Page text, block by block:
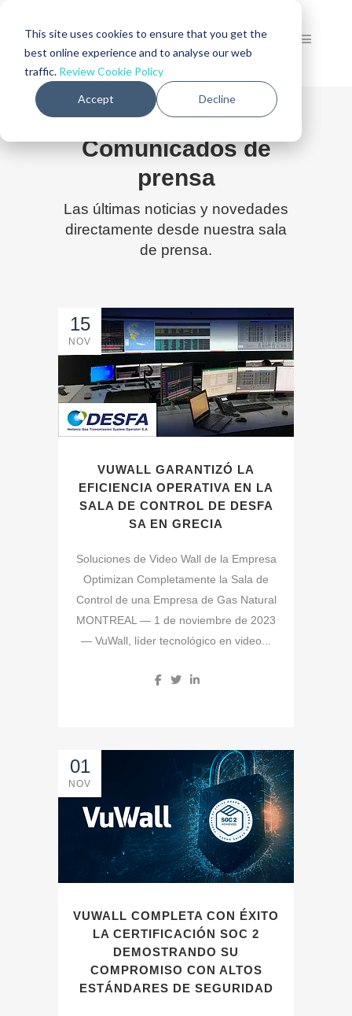
This site uses cookies to ensure that you get the
best online experience and to analyse our web
traffic. Review Cookie Policy
Accept Decline
Comunicados de
prensa
Las últimas noticias y novedades
directamente desde nuestra sala
de prensa.
15
NOV
VUWALL GARANTIZÓ LA
EFICIENCIA OPERATIVA EN LA
SALA DE CONTROL DE DESFA
SA EN GRECIA
Soluciones de Video Wall de la Empresa
Optimizan Completamente la Sala de
Control de una Empresa de Gas Natural
MONTREAL — 1 de noviembre de 2023
— VuWall, líder tecnológico en video...
01
NOV
VUWALL COMPLETA CON ÉXITO
LA CERTIFICACIÓN SOC 2
DEMOSTRANDO SU
COMPROMISO CON ALTOS
ESTÁNDARES DE SEGURIDAD